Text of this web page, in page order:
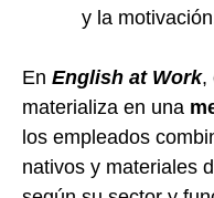
y la
En English at Work,
materializa en una
los empleados
nativos y materiales